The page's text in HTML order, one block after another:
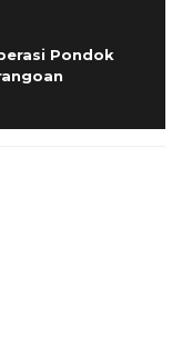
Pondok